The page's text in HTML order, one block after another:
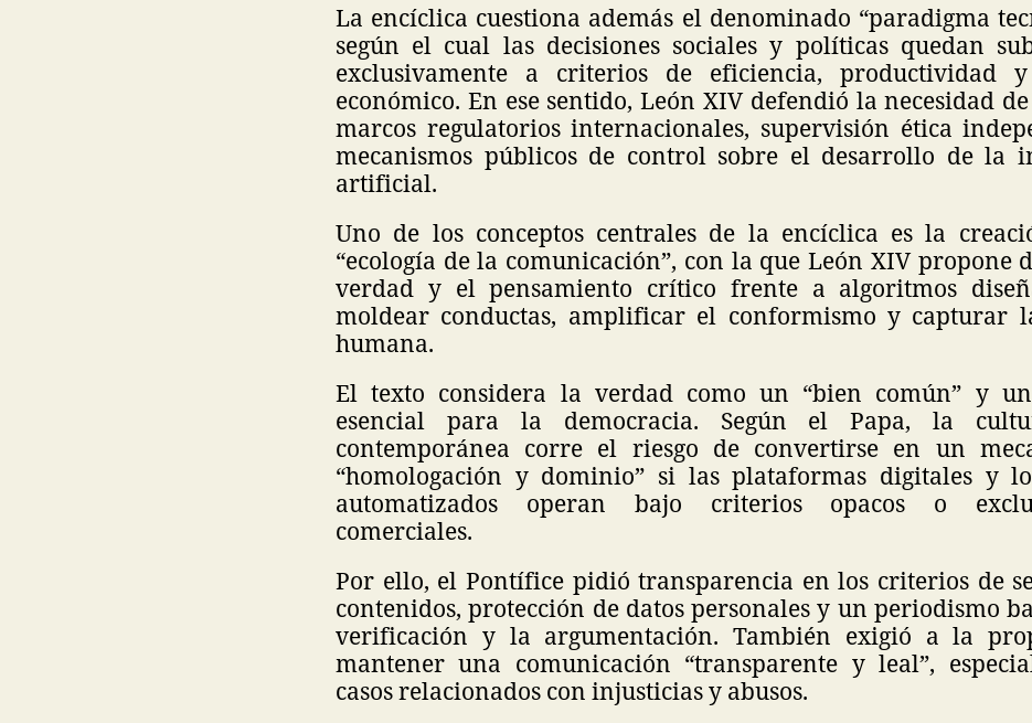
La encíclica cuestiona además el denominado “paradigma
según el cual las decisiones sociales y políticas quedan
exclusivamente a criterios de eficiencia, productividad
económico. En ese sentido, León XIV defendió la necesidad
marcos regulatorios internacionales, supervisión ética
mecanismos públicos de control sobre el desarrollo de la
artificial.
Uno de los conceptos centrales de la encíclica es la
“ecología de la comunicación”, con la que León XIV propone
verdad y el pensamiento crítico frente a algoritmos
moldear conductas, amplificar el conformismo y capturar
humana.
El texto considera la verdad como un “bien común” y
esencial para la democracia. Según el Papa, la
contemporánea corre el riesgo de convertirse en un
“homologación y dominio” si las plataformas digitales y
automatizados operan bajo criterios opacos o
comerciales.
Por ello, el Pontífice pidió transparencia en los criterios de
contenidos, protección de datos personales y un periodismo
verificación y la argumentación. También exigió a la
mantener una comunicación “transparente y leal”,
casos relacionados con injusticias y abusos.